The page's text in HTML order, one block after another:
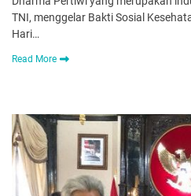
TNI, menggelar Bakti Sosial
Hari…
Read More